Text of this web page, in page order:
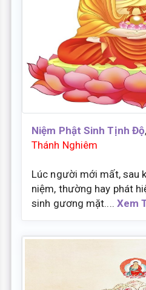
Niệm Phật Sinh Tịnh Độ,
Thánh Nghiêm
Lúc người mới mất, sau
niệm, thường hay phát
sinh gương mặt.... Xem